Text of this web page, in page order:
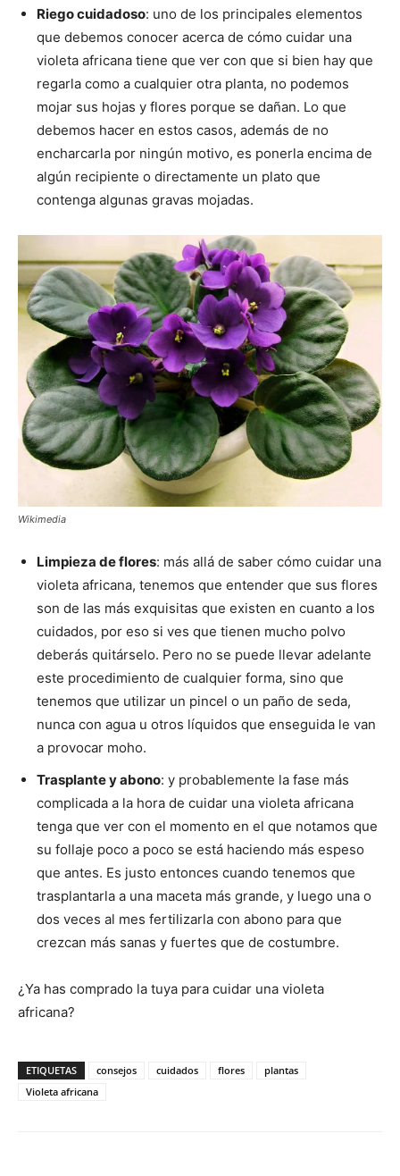
Riego cuidadoso: uno de los principales elementos
que debemos conocer acerca de cómo cuidar una
violeta africana tiene que ver con que si bien hay que
regarla como a cualquier otra planta, no podemos
mojar sus hojas y flores porque se dañan. Lo que
debemos hacer en estos casos, además de no
encharcarla por ningún motivo, es ponerla encima de
algún recipiente o directamente un plato que
contenga algunas gravas mojadas.
Wikimedia
Limpieza de flores: más allá de saber cómo cuidar una
violeta africana, tenemos que entender que sus flores
son de las más exquisitas que existen en cuanto a los
cuidados, por eso si ves que tienen mucho polvo
deberás quitárselo. Pero no se puede llevar adelante
este procedimiento de cualquier forma, sino que
tenemos que utilizar un pincel o un paño de seda,
nunca con agua u otros líquidos que enseguida le van
a provocar moho.
Trasplante y abono: y probablemente la fase más
complicada a la hora de cuidar una violeta africana
tenga que ver con el momento en el que notamos que
su follaje poco a poco se está haciendo más espeso
que antes. Es justo entonces cuando tenemos que
trasplantarla a una maceta más grande, y luego una o
dos veces al mes fertilizarla con abono para que
crezcan más sanas y fuertes que de costumbre.
¿Ya has comprado la tuya para cuidar una violeta
africana?
ETIQUETAS consejos cuidados flores
plantas
Violeta africana